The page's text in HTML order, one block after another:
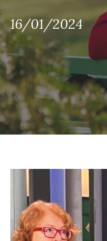
16/01/2024